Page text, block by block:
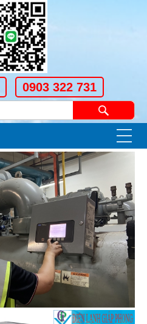
0903 322 731
—
—
—